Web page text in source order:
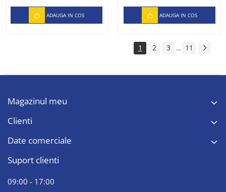
ADAUGA IN COS ADAUGA IN COS
1 2 3 ... 11
Magazinul meu
Clienti
Date comerciale
Suport clienti
09:00 - 17:00